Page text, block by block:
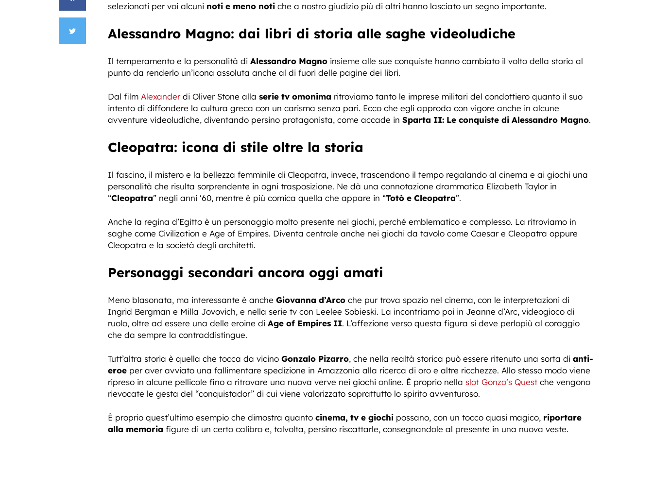
selezionati per voi alcuni noti e meno noti che a nostro giudizio più di altri hanno lasciato un segno importante.
Alessandro Magno: dai libri di storia alle saghe videoludiche
Il temperamento e la personalità di Alessandro Magno insieme alle sue conquiste hanno cambiato il volto della storia al
punto da renderlo un’icona assoluta anche al di fuori delle pagine dei libri.
Dal film Alexanderdi Oliver Stone alla serie tv omonima ritroviamo tanto le imprese militari del condottiero quanto il suo
intento di diffondere la cultura greca con un carisma senza pari. Ecco che egli approda con vigore anche in alcune
avventure videoludiche, diventando persino protagonista, come accade in Sparta II: Le conquiste di Alessandro Magno.
Cleopatra: icona di stile oltre la storia
Il fascino, il mistero e la bellezza femminile di Cleopatra, invece, trascendono il tempo regalando al cinema e ai giochi una
personalità che risulta sorprendente in ogni trasposizione. Ne dà una connotazione drammatica Elizabeth Taylor in
“Cleopatra” negli anni ‘60, mentre è più comica quella che appare in “Totò e Cleopatra”.
Anche la regina d’Egitto è un personaggio molto presente nei giochi, perché emblematico e complesso. La ritroviamo in
saghe come Civilization e Age of Empires. Diventa centrale anche nei giochi da tavolo come Caesar e Cleopatra oppure
Cleopatra e la società degli architetti.
Personaggi secondari ancora oggi amati
Meno blasonata, ma interessante è anche Giovanna d’Arco che pur trova spazio nel cinema, con le interpretazioni di
Ingrid Bergman e Milla Jovovich, e nella serie tv con Leelee Sobieski. La incontriamo poi in Jeanne d’Arc, videogioco di
ruolo, oltre ad essere una delle eroine di Age of Empires II. L’affezione verso questa figura si deve perlopiù al coraggio
che da sempre la contraddistingue.
Tutt’altra storia è quella che tocca da vicino Gonzalo Pizarro, che nella realtà storica può essere ritenuto una sorta di anti-
eroe per aver avviato una fallimentare spedizione in Amazzonia alla ricerca di oro e altre ricchezze. Allo stesso modo viene
ripreso in alcune pellicole fino a ritrovare una nuova verve nei giochi online. È proprio nella slot Gonzo’s Quest che vengono
rievocate le gesta del “conquistador” di cui viene valorizzato soprattutto lo spirito avventuroso.
È proprio quest’ultimo esempio che dimostra quanto cinema, tv e giochi possano, con un tocco quasi magico, riportare
alla memoria figure di un certo calibro e, talvolta, persino riscattarle, consegnandole al presente in una nuova veste.